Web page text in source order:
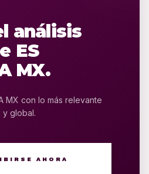
análisis
ES
MX.
MX con lo más relevante
y global.
AHORA